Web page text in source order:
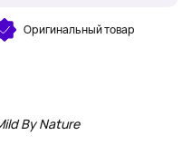
Оригинальный товар
By Nature